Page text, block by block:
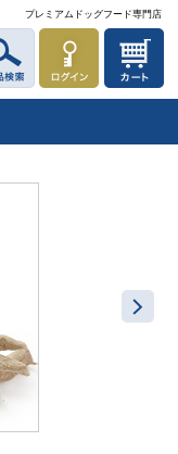
プレミアムドッグフード専門店